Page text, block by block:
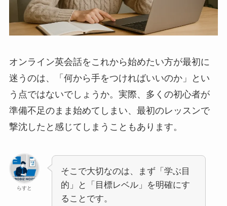
オンライン英会話をこれから始めたい方が最初に
迷うのは、「何から手をつければいいのか」とい
う点ではないでしょうか。実際、多くの初心者が
準備不足のまま始めてしまい、最初のレッスンで
撃沈したと感じてしまうこともあります。
らすと
そこで大切なのは、まず「学ぶ目
的」と「目標レベル」を明確にす
ることです。